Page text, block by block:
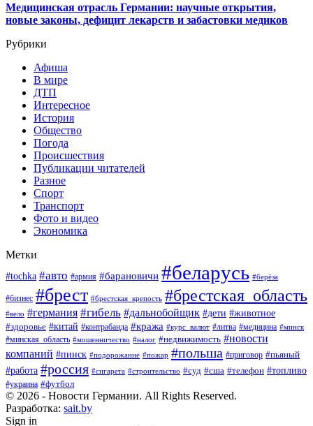
Медицинская отрасль Германии: научные открытия,
новые законы, дефицит лекарств и забастовки медиков
Рубрики
Афиша
В мире
ДТП
Интересное
История
Общество
Погода
Происшествия
Публикации читателей
Разное
Спорт
Транспорт
Фото и видео
Экономика
Метки
#tochka #авто #армия #барановичи #беларусь #берёза
#бизнес #брест #брестская_крепость #брестская_область
#вело #германия #гибель #дальнобойщик #дети #животное
#здоровье #китай #контрабанда #кража #курс_валют #литва #медицина #минск
#минская_область #мошенничество #налог #недвижимость #новости
компаний #пинск #подорожание #пожар #польша #приговор #пьяный
#работа #россия #сигарета #строительство #суд #сша #телефон #топливо
#украина #футбол
© 2026 - Новости Германии. All Rights Reserved.
Разработка: sait.by
Sign in